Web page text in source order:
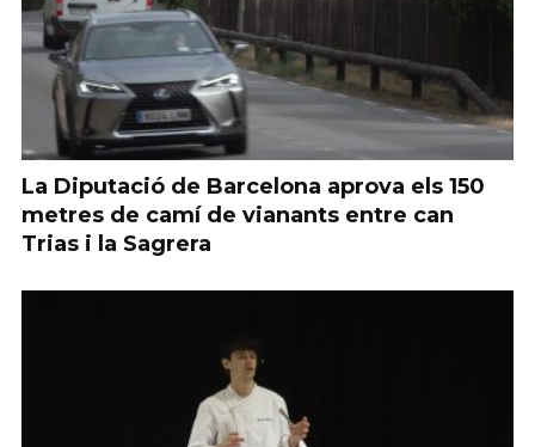
La Diputació de Barcelona aprova els 150
metres de camí de vianants entre can
Trias i la Sagrera